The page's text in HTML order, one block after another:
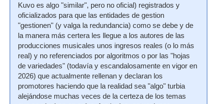
Kuvo es algo "similar", pero no oficial) registrados y
oficializados para que las entidades de gestion
"gestionen" (y valga la redundancia) como se debe y de
la manera más certera les llegue a los autores de las
producciones musicales unos ingresos reales (o lo más
real) y no referenciados por algoritmos o por las "hojas
de variedades" (todavía y escandalosamente en vigor en
2026) que actualmente rellenan y declaran los
promotores haciendo que la realidad sea "algo" turbia
alejándose muchas veces de la certeza de los temas